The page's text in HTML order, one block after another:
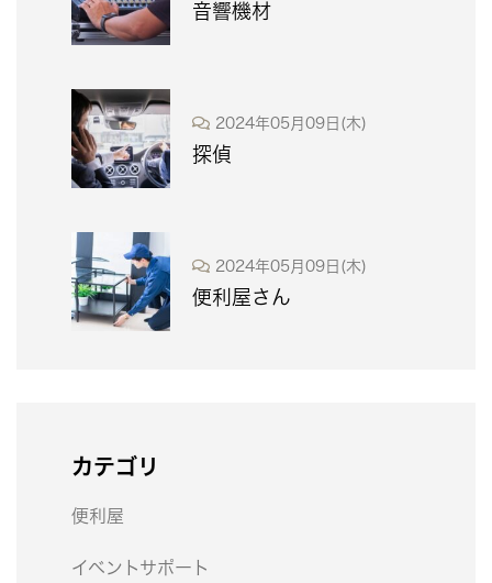
音響機材
2024年05月09日(木)
探偵
2024年05月09日(木)
便利屋さん
カテゴリ
便利屋
イベントサポート